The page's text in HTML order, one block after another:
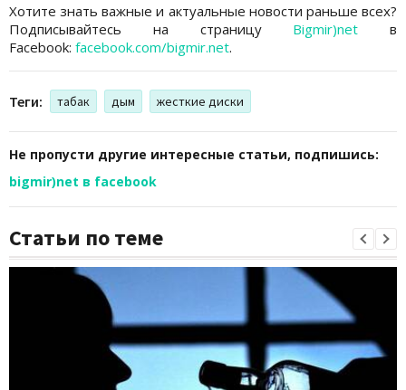
Хотите знать важные и актуальные новости раньше всех?
Подписывайтесь на страницу Bigmir)net в
Facebook: facebook.com/bigmir.net.
Теги: табак дым жесткие диски
Не пропусти другие интересные статьи, подпишись:
bigmir)net в facebook
Статьи по теме